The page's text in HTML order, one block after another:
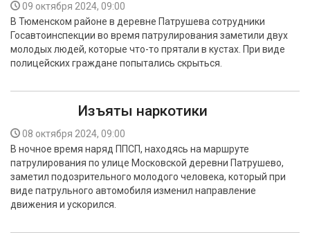
09 октября 2024, 09:00
В Тюменском районе в деревне Патрушева сотрудники
Госавтоинспекции во время патрулирования заметили двух
молодых людей, которые что-то прятали в кустах. При виде
полицейских граждане попытались скрыться.
Изъяты наркотики
08 октября 2024, 09:00
В ночное время наряд ППСП, находясь на маршруте
патрулирования по улице Московской деревни Патрушево,
заметил подозрительного молодого человека, который при
виде патрульного автомобиля изменил направление
движения и ускорился.